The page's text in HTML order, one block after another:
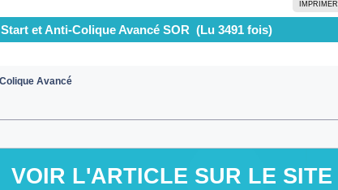
IMPRIMER
et Anti-Colique Avancé SOR (Lu 3491 fois)
Avancé
VOIR L'ARTICLE SUR LE SITE